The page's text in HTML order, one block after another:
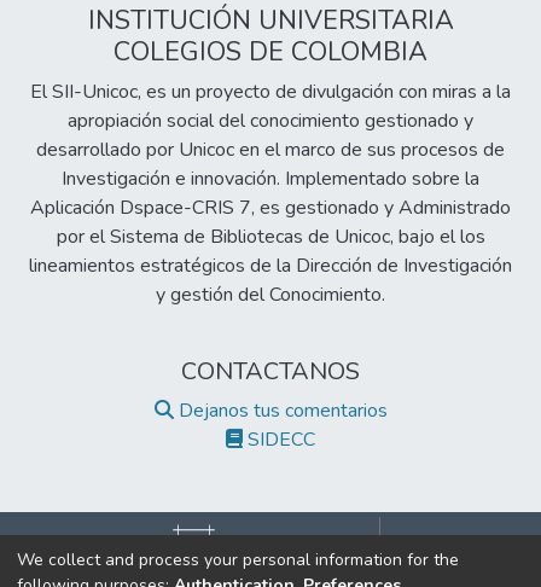
INSTITUCIÓN UNIVERSITARIA
COLEGIOS DE COLOMBIA
El SII-Unicoc, es un proyecto de divulgación con miras a la
apropiación social del conocimiento gestionado y
desarrollado por Unicoc en el marco de sus procesos de
Investigación e innovación. Implementado sobre la
Aplicación Dspace-CRIS 7, es gestionado y Administrado
por el Sistema de Bibliotecas de Unicoc, bajo el los
lineamientos estratégicos de la Dirección de Investigación
y gestión del Conocimiento.
CONTACTANOS
Dejanos tus comentarios
SIDECC
We collect and process your personal information for the